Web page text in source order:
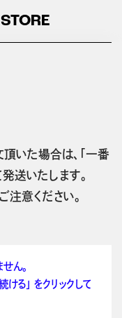
いた場合は、「一番
送いたします。
意ください。
ん。
る」 をクリックして